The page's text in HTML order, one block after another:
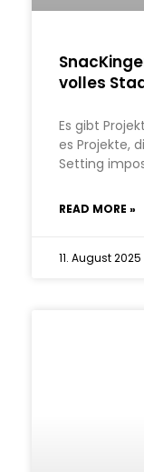
volles
Es gibt
es Projekte,
Setting
READ MORE »
11. August 2025